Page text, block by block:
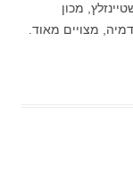
מכון
מצויים מאוד.